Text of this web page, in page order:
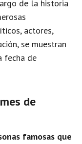
de la historia
actores,
se muestran
fecha de
de
famosas que